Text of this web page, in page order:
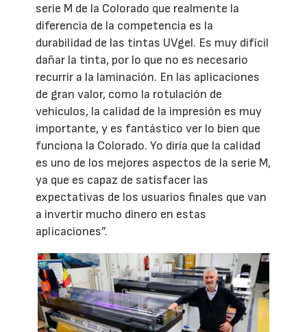
serie M de la Colorado que realmente la
diferencia de la competencia es la
durabilidad de las tintas UVgel. Es muy difícil
dañar la tinta, por lo que no es necesario
recurrir a la laminación. En las aplicaciones
de gran valor, como la rotulación de
vehículos, la calidad de la impresión es muy
importante, y es fantástico ver lo bien que
funciona la Colorado. Yo diría que la calidad
es uno de los mejores aspectos de la serie M,
ya que es capaz de satisfacer las
expectativas de los usuarios finales que van
a invertir mucho dinero en estas
aplicaciones”.